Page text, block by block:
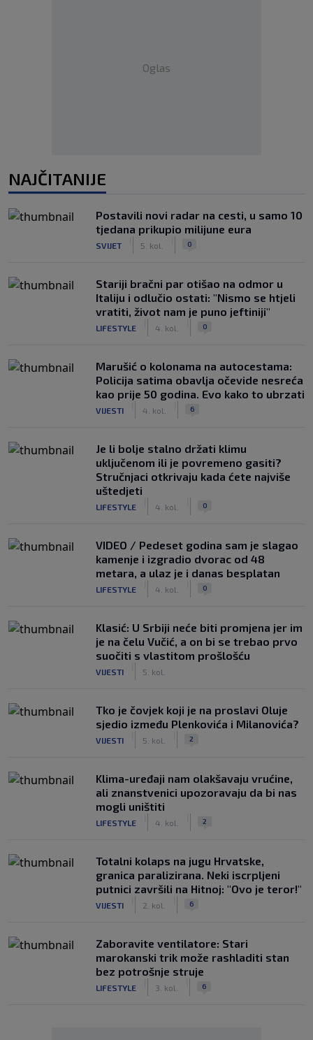
Oglas
NAJČITANIJE
Postavili novi radar na cesti, u samo 10
tjedana prikupio milijune eura
SVIJET 5. kol. 0
Stariji bračni par otišao na odmor u
Italiju i odlučio ostati: "Nismo se htjeli
vratiti, život nam je puno jeftiniji"
LIFESTYLE 4. kol. 0
Marušić o kolonama na autocestama:
Policija satima obavlja očevide nesreća
kao prije 50 godina. Evo kako to ubrzati
VIJESTI 4. kol. 6
Je li bolje stalno držati klimu
uključenom ili je povremeno gasiti?
Stručnjaci otkrivaju kada ćete najviše
uštedjeti
LIFESTYLE 4. kol. 0
VIDEO / Pedeset godina sam je slagao
kamenje i izgradio dvorac od 48
metara, a ulaz je i danas besplatan
LIFESTYLE 4. kol. 0
Klasić: U Srbiji neće biti promjena jer im
je na čelu Vučić, a on bi se trebao prvo
suočiti s vlastitom prošlošću
VIJESTI 5. kol.
Tko je čovjek koji je na proslavi Oluje
sjedio između Plenkovića i Milanovića?
VIJESTI 5. kol. 2
Klima-uređaji nam olakšavaju vrućine,
ali znanstvenici upozoravaju da bi nas
mogli uništiti
LIFESTYLE 4. kol. 2
Totalni kolaps na jugu Hrvatske,
granica paralizirana. Neki iscrpljeni
putnici završili na Hitnoj: "Ovo je teror!"
VIJESTI 2. kol. 6
Zaboravite ventilatore: Stari
marokanski trik može rashladiti stan
bez potrošnje struje
LIFESTYLE 3. kol. 6